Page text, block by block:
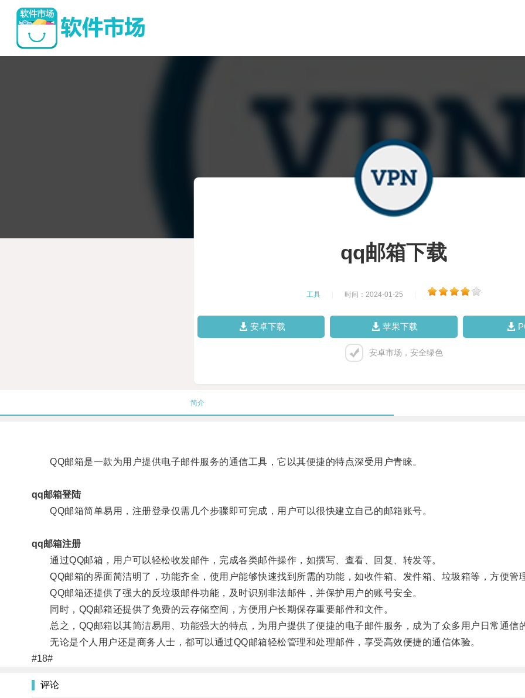
qq邮箱下载
工具 时间：2024-01-25
安卓下载 苹果下载
安卓市场，安全绿色
简介
QQ邮箱是一款为用户提供电子邮件服务的通信工具，它以其便捷的特点深受用户青睐。
qq邮箱登陆
QQ邮箱简单易用，注册登录仅需几个步骤即可完成，用户可以很快建立自己的邮箱账号。
qq邮箱注册
通过QQ邮箱，用户可以轻松收发邮件，完成各类邮件操作，如撰写、查看、回复、转发等。
QQ邮箱的界面简洁明了，功能齐全，使用户能够快速找到所需的功能，如收件箱、发件箱、垃圾箱等，方便管
QQ邮箱还提供了强大的反垃圾邮件功能，及时识别非法邮件，并保护用户的账号安全。
同时，QQ邮箱还提供了免费的云存储空间，方便用户长期保存重要邮件和文件。
总之，QQ邮箱以其简洁易用、功能强大的特点，为用户提供了便捷的电子邮件服务，成为了众多用户日常通信
无论是个人用户还是商务人士，都可以通过QQ邮箱轻松管理和处理邮件，享受高效便捷的通信体验。
#18#
评论